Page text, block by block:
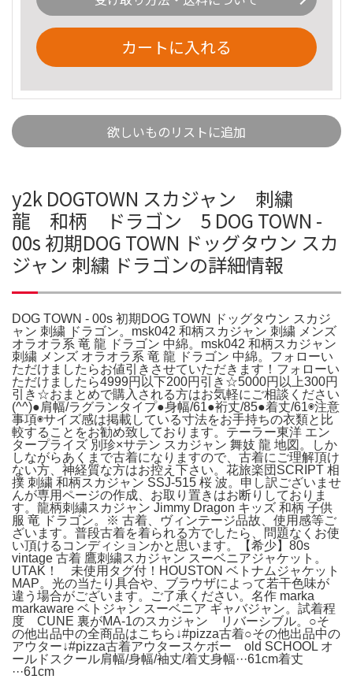
カートに入れる
欲しいものリストに追加
y2k DOGTOWN スカジャン 刺繍
龍 和柄 ドラゴン 5 DOG TOWN -
00s 初期DOG TOWN ドッグタウン スカ
ジャン 刺繍 ドラゴンの詳細情報
DOG TOWN - 00s 初期DOG TOWN ドッグタウン スカジ
ャン 刺繍 ドラゴン。msk042 和柄スカジャン 刺繍 メンズ
オラオラ系 竜 龍 ドラゴン 中綿。msk042 和柄スカジャン
刺繍 メンズ オラオラ系 竜 龍 ドラゴン 中綿。フォローい
ただけましたらお値引きさせていただきます！フォローい
ただけましたら4999円以下200円引き☆5000円以上300円
引き☆おまとめで購入される方はお気軽にご相談ください
(^^)●肩幅/ラグランタイプ●身幅/61●裄丈/85●着丈/61◉注意
事項◉サイズ感は掲載している寸法をお手持ちの衣類と比
較することをお勧め致しております。テーラー東洋 エン
タープライズ 別珍×サテン スカジャン 舞妓 龍 地図。しか
しながらあくまで古着になりますので、古着にご理解頂け
ない方、神経質な方はお控え下さい。花旅楽団SCRIPT 相
撲 刺繍 和柄スカジャン SSJ-515 桜 波。申し訳ございませ
んが専用ページの作成、お取り置きはお断りしておりま
す。龍柄刺繍スカジャン Jimmy Dragon キッズ 和柄 子供
服 竜 ドラゴン。※ 古着、ヴィンテージ品故、使用感等ご
ざいます。普段古着を着られる方でしたら、問題なくお使
い頂けるコンディションかと思います。【希少】80s
vintage 古着 鷹刺繍スカジャン スーベニアジャケット。
UTAK！ 未使用タグ付！HOUSTON ベトナムジャケット
MAP。光の当たり具合や、ブラウザによって若干色味が
違う場合がございます。ご了承ください。名作 marka
markaware ベトジャン スーベニア ギャバジャン。試着程
度 CUNE 裏がMA-1のスカジャン リバーシブル。○そ
の他出品中の全商品はこちら↓#pizza古着○その他出品中の
アウター↓#pizza古着アウタースケボー old SCHOOL オ
ールドスクール肩幅/身幅/袖丈/着丈身幅···61cm着丈
···61cm